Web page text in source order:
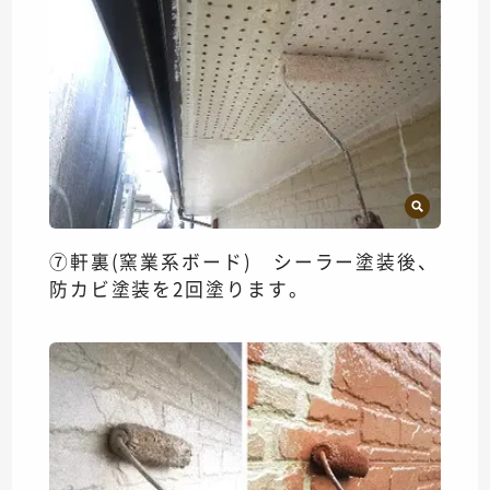
⑦軒裏(窯業系ボード) シーラー塗装後、
防カビ塗装を2回塗ります。